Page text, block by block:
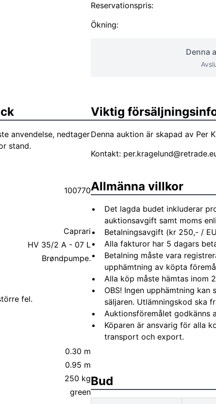
Reservationspris:
Ökning:
Denna
anvendelse, nedtager
stand.
100770
Caprari
HV 35/2 A - 07 L
Brøndpumpe.
fel.
0.30 m
0.95 m
250 kg
green
Viktig
Denna auktion är skapad av Per
Kontakt:
Allmänna villkor
Det lagda budet inkluderar
auktionsavgift samt moms
Betalningsavgift (kr 250,- /
Alla fakturor har 5 dagars
Betalning måste vara
upphämtning av köpta
Alla köp måste hämtas inom
OBS! Ingen upphämtning kan
säljaren. Utlämningskod ska
Auktionsföremålet godkänns
Köparen är ansvarig för alla
transport och export.
Bud